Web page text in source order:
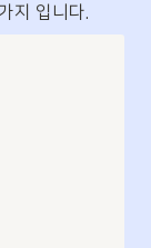
지 입니다.